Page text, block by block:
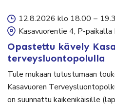
12.8.2026 klo 18.00 –
Kasavuorentie 4, P-
Opastettu kävely
terveysluontopolulla
Tule mukaan tutustumaan
Kasavuoren
on suunnattu kaikenikäisille